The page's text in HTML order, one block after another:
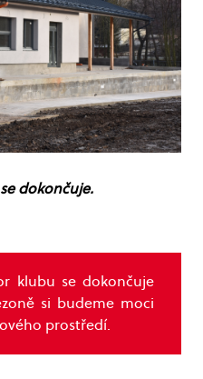
dokončuje.
klubu se dokončuje
si budeme moci
prostředí.